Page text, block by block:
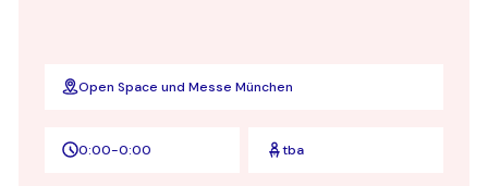
Open Space und Messe München
0:00-0:00 tba